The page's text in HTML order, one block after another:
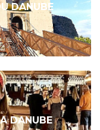
DANUBE
DANUBE